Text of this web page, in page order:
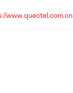
www.quectel.com.cn